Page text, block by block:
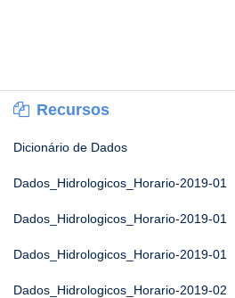
Recursos
Dicionário de Dados
Dados_Hidrologicos_Horario-2019-01
Dados_Hidrologicos_Horario-2019-01
Dados_Hidrologicos_Horario-2019-01
Dados_Hidrologicos_Horario-2019-02